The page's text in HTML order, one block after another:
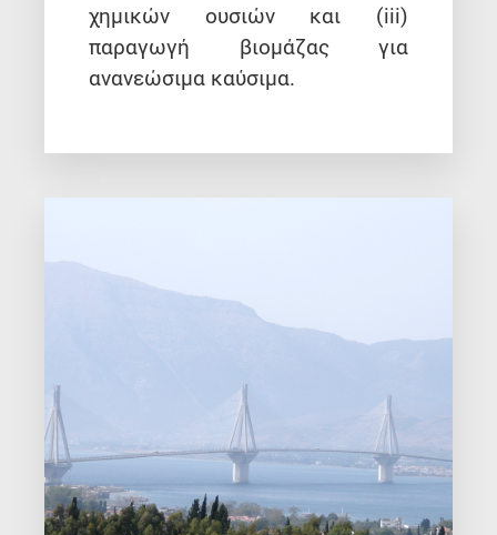
χημικών ουσιών και (iii)
παραγωγή βιομάζας για
ανανεώσιμα καύσιμα.